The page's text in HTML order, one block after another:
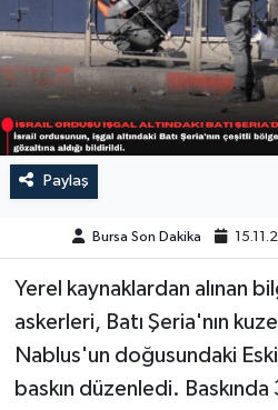
Paylaş
Bursa Son Dakika
Yerel kaynaklardan alınan
askerleri, Batı Şeria'nın
Nablus'un doğusundaki
baskın düzenledi. Baskında
Spor
Türkiye
Video Galeri